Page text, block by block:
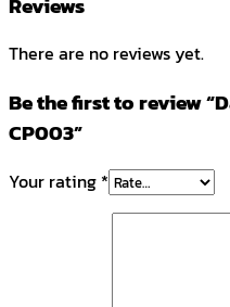
There are no reviews yet.
Be the first to review
CP003”
Your rating *